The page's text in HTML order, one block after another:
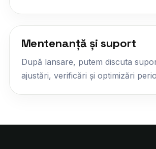
Mentenanță și suport
După lansare, putem discuta
ajustări, verificări și optimizări